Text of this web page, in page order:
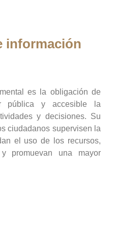
información
es la obligación de
pública y accesible la
y decisiones. Su
ciudadanos supervisen la
el uso de los recursos,
promuevan una mayor